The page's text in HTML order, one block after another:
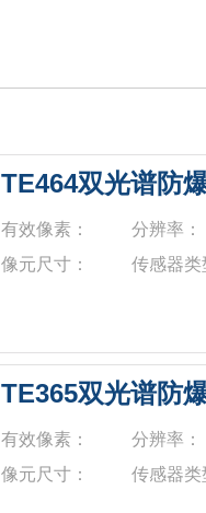
TE464双光谱防
有效像素： 分辨率：
像元尺寸：
传感器类
TE365双光谱防
有效像素： 分辨率：
像元尺寸：
传感器类